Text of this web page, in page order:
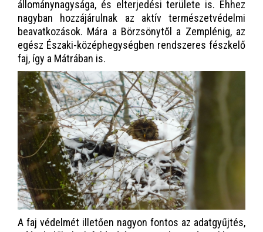
állománynagysága, és elterjedési területe is. Ehhez
nagyban hozzájárulnak az aktív természetvédelmi
beavatkozások. Mára a Börzsönytől a Zemplénig, az
egész Északi-középhegységben rendszeres fészkelő
faj, így a Mátrában is.
A faj védelmét illetően nagyon fontos az adatgyűjtés,